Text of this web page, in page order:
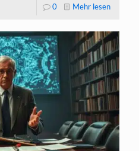
0 Mehr lesen-
Turbo
S tritt
gegen
an